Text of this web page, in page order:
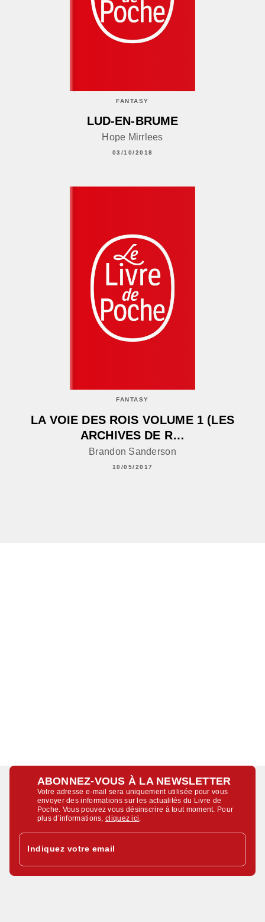
FANTASY
LUD-EN-BRUME
Hope Mirrlees
03/10/2018
FANTASY
LA VOIE DES ROIS VOLUME 1 (LES
ARCHIVES DE R…
Brandon Sanderson
10/05/2017
ABONNEZ-VOUS À LA NEWSLETTER
Votre adresse e-mail sera uniquement utilisée pour vous
envoyer des informations sur les actualités du Livre de
Poche. Vous pouvez vous désinscrire à tout moment. Pour
plus d’informations,cliquez ici
Indiquez votre email